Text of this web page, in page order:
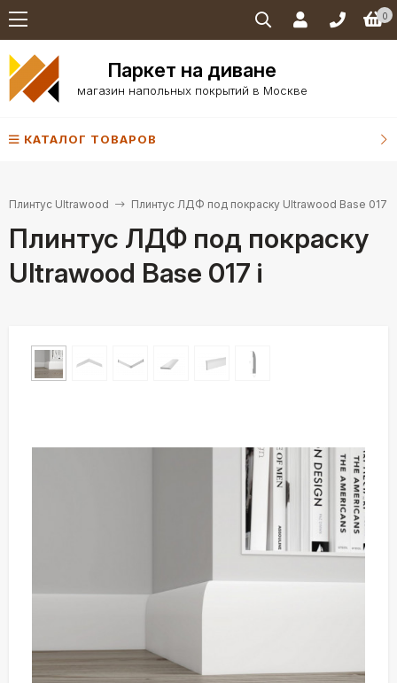
0
Паркет на диване
магазин напольных покрытий в Москве
КАТАЛОГ ТОВАРОВ
Плинтус Ultrawood Плинтус ЛДФ под покраску Ultrawood Base 017 i
Плинтус ЛДФ под покраску
Ultrawood Base 017 i